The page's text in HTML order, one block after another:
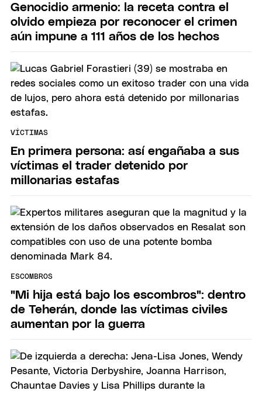
Genocidio armenio: la receta contra el
olvido empieza por reconocer el crimen
aún impune a 111 años de los hechos
VÍCTIMAS
En primera persona: así engañaba a sus
víctimas el trader detenido por
millonarias estafas
ESCOMBROS
"Mi hija está bajo los escombros": dentro
de Teherán, donde las víctimas civiles
aumentan por la guerra